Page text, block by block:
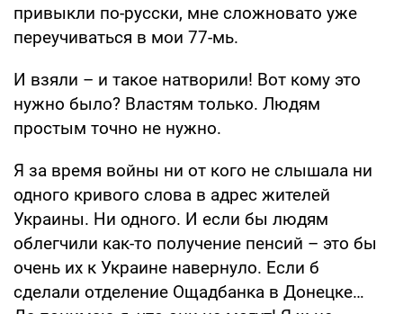
привыкли по-русски, мне сложновато уже
переучиваться в мои 77-мь.
И взяли – и такое натворили! Вот кому это
нужно было? Властям только. Людям
простым точно не нужно.
Я за время войны ни от кого не слышала ни
одного кривого слова в адрес жителей
Украины. Ни одного. И если бы людям
облегчили как-то получение пенсий – это бы
очень их к Украине навернуло. Если б
сделали отделение Ощадбанка в Донецке…